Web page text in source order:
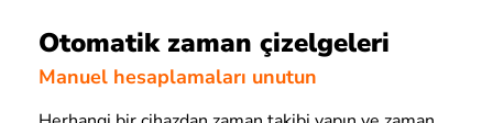
Otomatik zaman çizelgeleri
Manuel hesaplamaları unutun